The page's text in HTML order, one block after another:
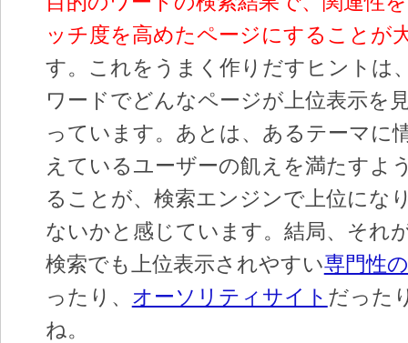
ッチ度を高めたページにすることが
す。これをうまく作りだすヒントは
ワードでどんなページが上位表示を
っています。あとは、あるテーマに
えているユーザーの飢えを満たすよ
ることが、検索エンジンで上位にな
ないかと感じています。結局、それ
検索でも上位表示されやすい専門性
ったり、 オーソリティサイト だった
ね。